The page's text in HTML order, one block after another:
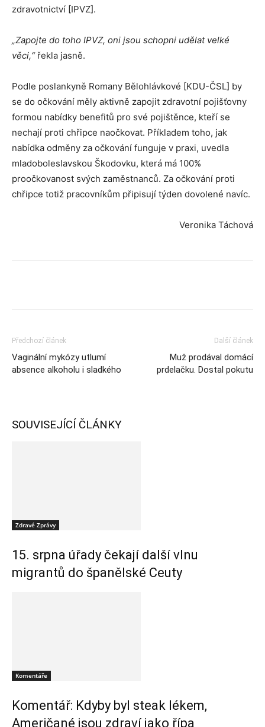
zdravotnictví [IPVZ].
„Zapojte do toho IPVZ, oni jsou schopni udělat velké
věci,“řekla jasně.
Podle poslankyně Romany Bělohlávkové [KDU-ČSL] by
se do očkování měly aktivně zapojit zdravotní pojišťovny
formou nabídky benefitů pro své pojištěnce, kteří se
nechají proti chřipce naočkovat. Příkladem toho, jak
nabídka odměny za očkování funguje v praxi, uvedla
mladoboleslavskou Škodovku, která má 100%
proočkovanost svých zaměstnanců. Za očkování proti
chřipce totiž pracovníkům připisují týden dovolené navíc.
Veronika Táchová
Předchozí článek
Vaginální mykózy utlumí
absence alkoholu i sladkého
Další článek
Muž prodával domácí
prdelačku. Dostal pokutu
SOUVISEJÍCÍ ČLÁNKY
Zdravé Zprávy
15. srpna úřady čekají další vlnu
migrantů do španělské Ceuty
Komentáře
Komentář: Kdyby byl steak lékem,
Američané jsou zdraví jako řípa